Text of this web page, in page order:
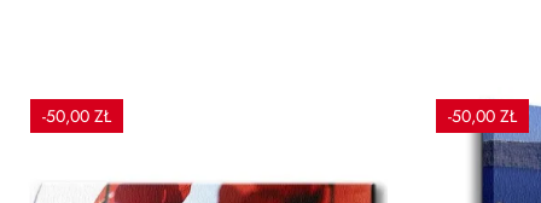
-50,00 ZŁ -50,00 ZŁ